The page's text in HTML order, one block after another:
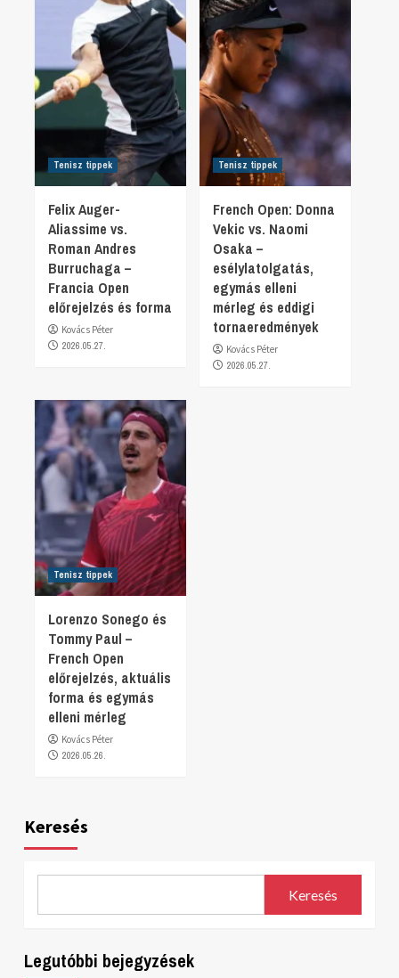
Tenisz tippek
Felix Auger-
Aliassime vs.
Roman Andres
Burruchaga –
Francia Open
előrejelzés és forma
Kovács Péter
2026.05.27.
Tenisz tippek
French Open: Donna
Vekic vs. Naomi
Osaka –
esélylatolgatás,
egymás elleni
mérleg és eddigi
tornaeredmények
Kovács Péter
2026.05.27.
Tenisz tippek
Lorenzo Sonego és
Tommy Paul –
French Open
előrejelzés, aktuális
forma és egymás
elleni mérleg
Kovács Péter
2026.05.26.
Keresés
Keresés
Legutóbbi bejegyzések